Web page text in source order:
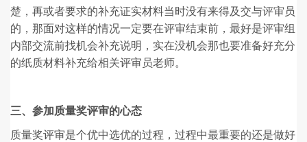
楚，再或者要求的补充证实材料当时没有来得及交与评审员
的，那面对这样的情况一定要在评审结束前，最好是评审组
内部交流前找机会补充说明，实在没机会那也要准备好充分
的纸质材料补充给相关评审员老师。
三、 参加质量奖评审的心态
质量奖评审是个优中选优的过程，过程中最重要的还是做好